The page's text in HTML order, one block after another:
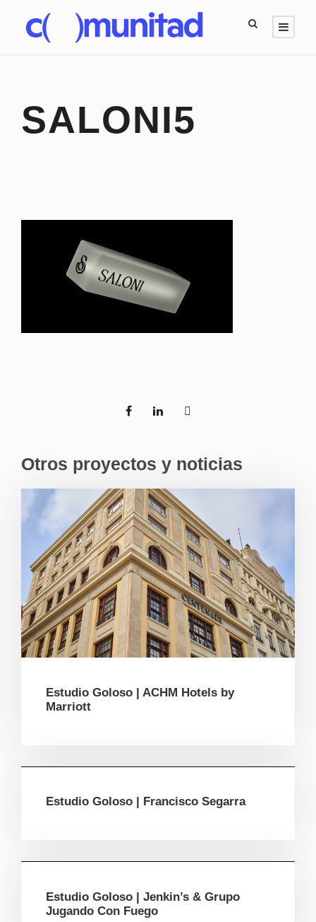
SALONI5
Otros proyectos y noticias
Estudio Goloso | ACHM Hotels by
Marriott
Estudio Goloso | Francisco Segarra
Estudio Goloso | Jenkin’s & Grupo
Jugando Con Fuego